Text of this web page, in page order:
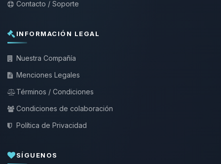
Contacto / Soporte
INFORMACIÓN LEGAL
Nuestra Compañía
Menciones Legales
Términos / Condiciones
Condiciones de colaboración
Política de Privacidad
SÍGUENOS